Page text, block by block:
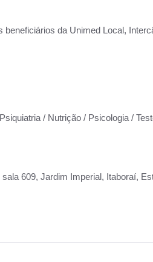
beneficiários da Unimed Local,
/ Nutrição / Psicologia /
609, Jardim Imperial, Itaboraí,